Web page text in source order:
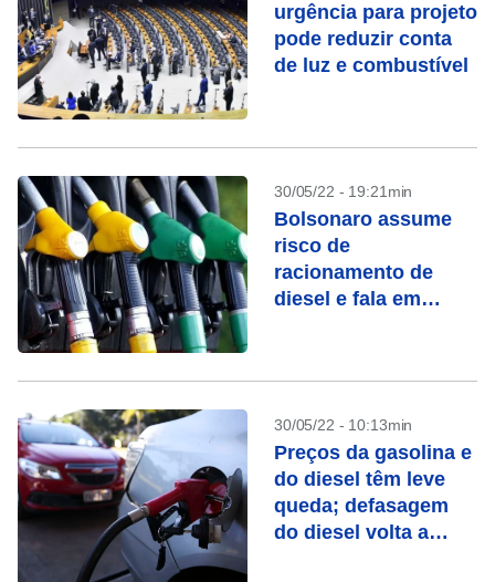
urgência para projeto
pode reduzir conta
de luz e combustível
30/05/22 - 19:21min
Bolsonaro assume
risco de
racionamento de
diesel e fala em
combustível
30/05/22 - 10:13min
Preços da gasolina e
do diesel têm leve
queda; defasagem
do diesel volta a